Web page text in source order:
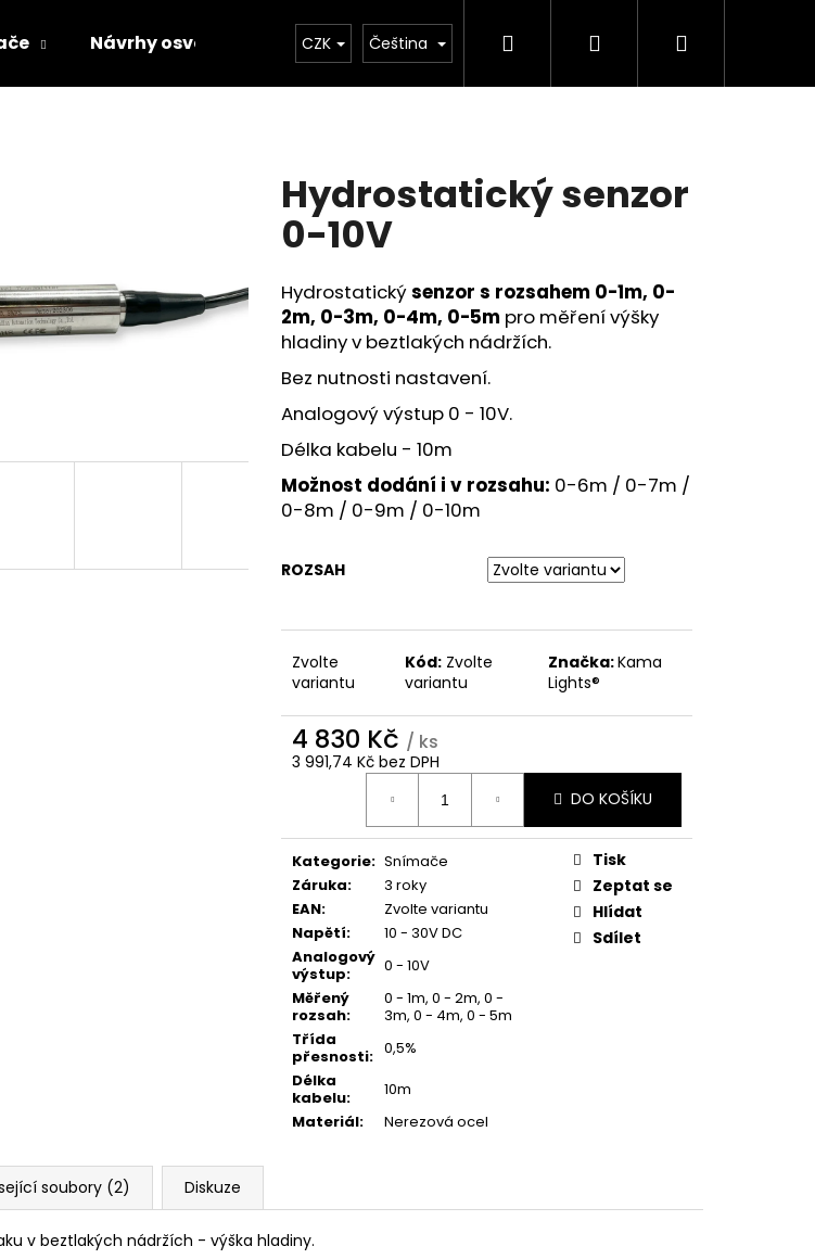
Návrhy osvětlení Kalkulačka
CZK Čeština Hledat PřihlášeníNákupní
Hydrostatický senzor
0-10V
Hydrostatickýsenzor s rozsahem 0-1m, 0-
2m, 0-3m, 0-4m, 0-5m pro měření výšky
hladiny v beztlakých nádržích.
Bez nutnosti nastavení.
Analogový výstup 0 - 10V.
Délka kabelu - 10m
Možnost dodání i v rozsahu: 0-6m / 0-7m /
0-8m / 0-9m / 0-10m
ROZSAH
Zvolte
variantu
Kód: Zvolte
variantu
Značka:Kama
Lights®
4 830 Kč / ks
3 991,74 Kč bez DPH
DO KOŠÍKU
Kategorie: Snímače
Záruka:
3 roky
EAN:
Zvolte variantu
Napětí:
10 - 30V DC
Analogový
výstup:
0 - 10V
Měřený
rozsah:
0 - 1m, 0 - 2m, 0 -
3m, 0 - 4m, 0 - 5m
Třída
přesnosti: 0,5%
Délka
kabelu:
10m
Materiál: Nerezová ocel
Tisk
Zeptat se
Hlídat
Sdílet
soubory (2) Diskuze
v beztlakých nádržích - výška hladiny.
najít?